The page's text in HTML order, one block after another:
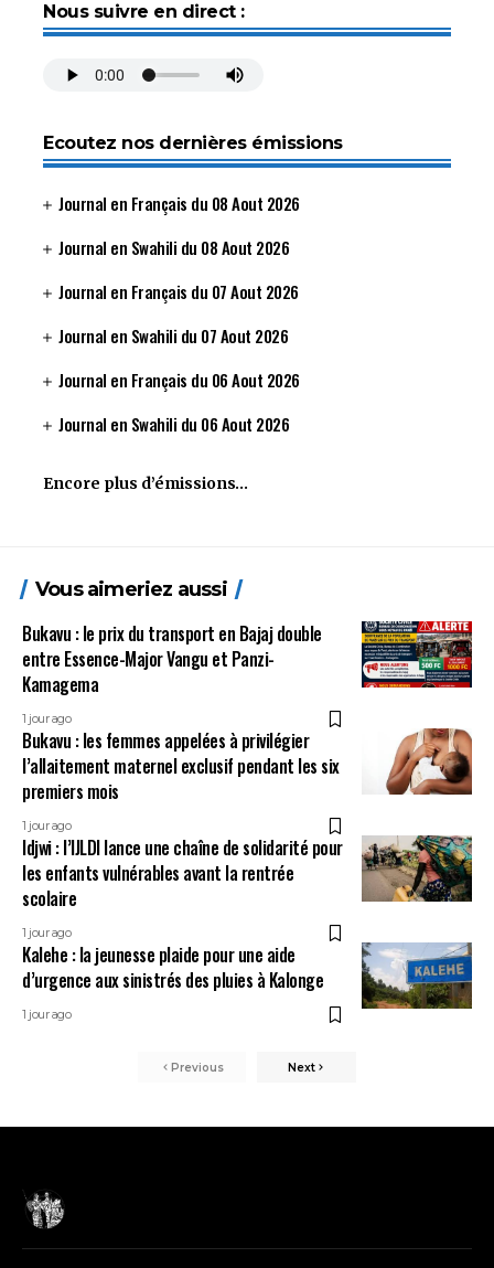
Nous suivre en direct :
Ecoutez nos dernières émissions
Journal en Français du 08 Aout 2026
Journal en Swahili du 08 Aout 2026
Journal en Français du 07 Aout 2026
Journal en Swahili du 07 Aout 2026
Journal en Français du 06 Aout 2026
Journal en Swahili du 06 Aout 2026
Encore plus d’émissions…
Vous aimeriez aussi
Bukavu : le prix du transport en Bajaj double
entre Essence-Major Vangu et Panzi-
Kamagema
1 jour ago
Bukavu : les femmes appelées à privilégier
l’allaitement maternel exclusif pendant les six
premiers mois
1 jour ago
Idjwi : l’IJLDI lance une chaîne de solidarité pour
les enfants vulnérables avant la rentrée
scolaire
1 jour ago
Kalehe : la jeunesse plaide pour une aide
d’urgence aux sinistrés des pluies à Kalonge
1 jour ago
Previous Next